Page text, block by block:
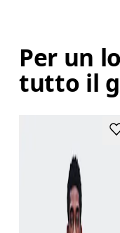
Per un
tutto il